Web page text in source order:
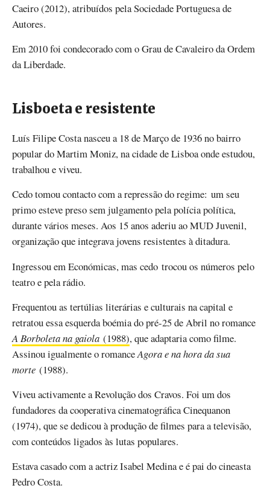
Caeiro (2012), atribuídos pela Sociedade Portuguesa de
Autores.
Em 2010 foi condecorado com o Grau de Cavaleiro da Ordem
da Liberdade.
Lisboeta e resistente
Luís Filipe Costa nasceu a 18 de Março de 1936 no bairro
popular do Martim Moniz, na cidade de Lisboa onde estudou,
trabalhou e viveu.
Cedo tomou contacto com a repressão do regime: um seu
primo esteve preso sem julgamento pela polícia política,
durante vários meses. Aos 15 anos aderiu ao MUD Juvenil,
organização que integrava jovens resistentes à ditadura.
Ingressou em Económicas, mas cedo trocou os números pelo
teatro e pela rádio.
Frequentou as tertúlias literárias e culturais na capital e
retratou essa esquerda boémia do pré-25 de Abril no romance
A Borboleta na gaiola (1988), que adaptaria como filme.
Assinou igualmente o romanceAgora e na hora da sua
morte (1988).
Viveu activamente a Revolução dos Cravos. Foi um dos
fundadores da cooperativa cinematográfica Cinequanon
(1974), que se dedicou à produção de filmes para a televisão,
com conteúdos ligados às lutas populares.
Estava casado com a actriz Isabel Medina e é pai do cineasta
Pedro Costa.